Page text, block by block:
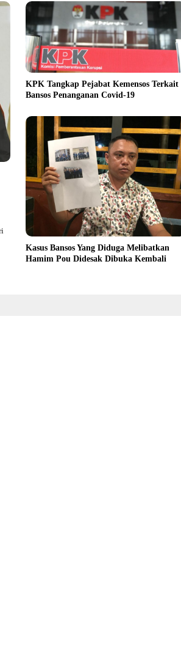
KPK Tangkap Pejabat Kemensos Terkait
Bansos Penanganan Covid-19
Kasus Bansos Yang Diduga Melibatkan
Hamim Pou Didesak Dibuka Kembali